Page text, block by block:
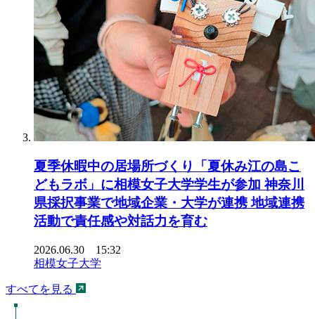
夏季休暇中の居場所づくり「夏休み江の島こ
どもラボ」に相模女子大学学生が参加 神奈川
県採択事業で地域企業・大学が連携 地域連携
活動で責任感や対話力を育む
2026.06.30 15:32
相模女子大学
すべてを見る